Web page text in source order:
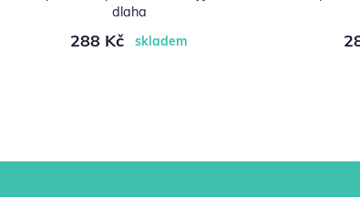
dlaha
288 Kč skladem